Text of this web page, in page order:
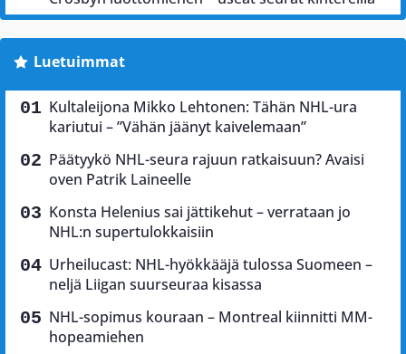
Luetuimmat
Kultaleijona Mikko Lehtonen: Tähän NHL-ura
kariutui – ”Vähän jäänyt kaivelemaan”
Päätyykö NHL-seura rajuun ratkaisuun? Avaisi
oven Patrik Laineelle
Konsta Helenius sai jättikehut – verrataan jo
NHL:n supertulokkaisiin
Urheilucast: NHL-hyökkääjä tulossa Suomeen –
neljä Liigan suurseuraa kisassa
NHL-sopimus kouraan – Montreal kiinnitti MM-
hopeamiehen